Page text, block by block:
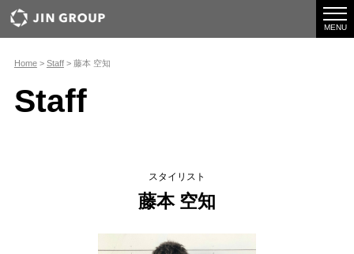
MENU
Home> Staff> 藤本 空知
Staff
スタイリスト
藤本 空知